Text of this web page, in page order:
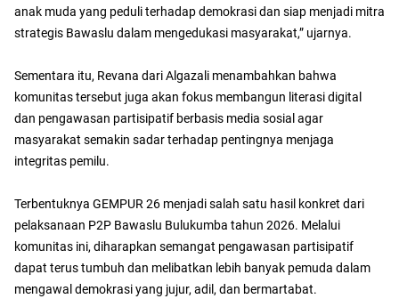
anak muda yang peduli terhadap demokrasi dan siap menjadi mitra
strategis Bawaslu dalam mengedukasi masyarakat,” ujarnya.
Sementara itu, Revana dari Algazali menambahkan bahwa
komunitas tersebut juga akan fokus membangun literasi digital
dan pengawasan partisipatif berbasis media sosial agar
masyarakat semakin sadar terhadap pentingnya menjaga
integritas pemilu.
Terbentuknya GEMPUR 26 menjadi salah satu hasil konkret dari
pelaksanaan P2P Bawaslu Bulukumba tahun 2026. Melalui
komunitas ini, diharapkan semangat pengawasan partisipatif
dapat terus tumbuh dan melibatkan lebih banyak pemuda dalam
mengawal demokrasi yang jujur, adil, dan bermartabat.